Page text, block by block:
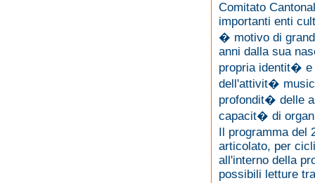
Comitato
importanti enti
� motivo di
anni dalla sua
propria identit� e
dell'attivit�
profondit� delle
capacit� di
Il programma del
articolato, per
all'interno della
possibili letture